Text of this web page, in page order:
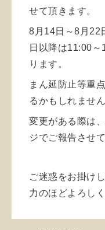
せて頂きます。
8月14日～8月22
日以降は11:00
ります。
まん延防止等重
るかもしれません
変更がある際は
ジでご報告させ
ご迷惑をお掛け
力のほどよろし